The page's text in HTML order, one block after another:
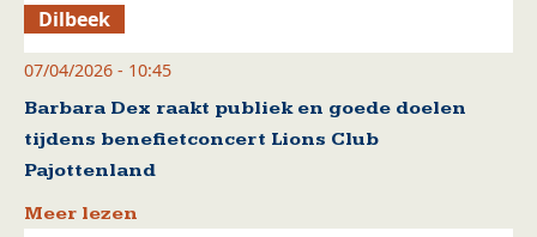
Dilbeek
07/04/2026 - 10:45
Barbara Dex raakt publiek en goede doelen
tijdens benefietconcert Lions Club
Pajottenland
Meer lezen